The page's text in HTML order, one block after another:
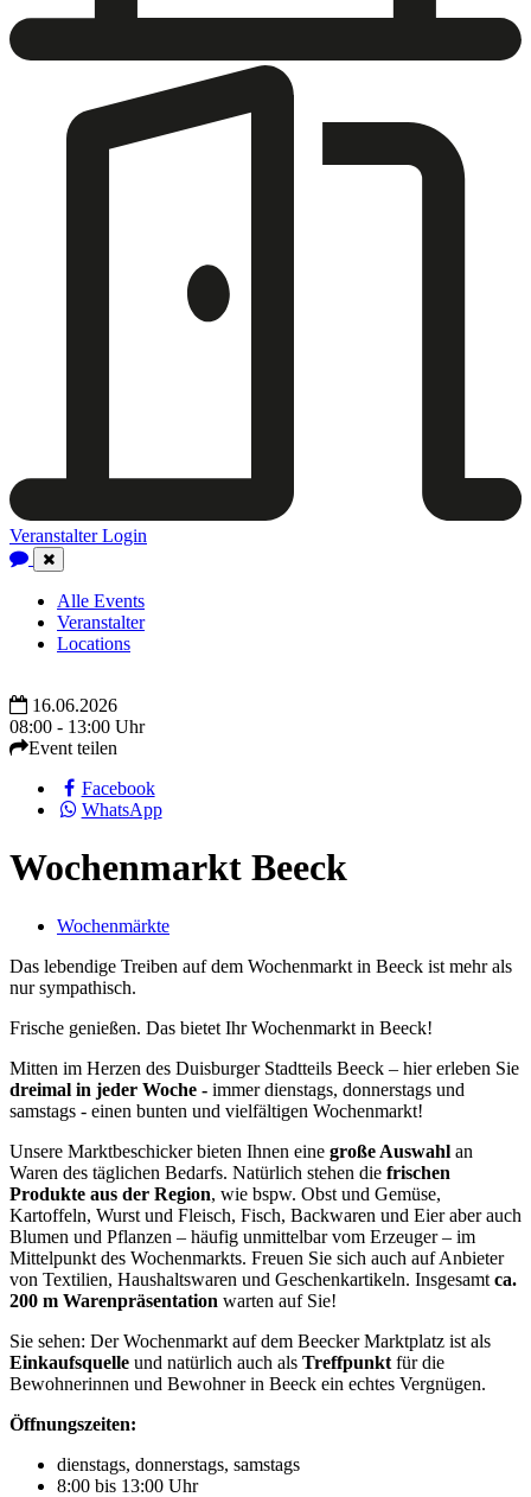
Veranstalter Login
Close
Navigation
Alle Events
Veranstalter
Locations
16.06.2026
08:00 - 13:00 Uhr
Event teilen
Facebook
WhatsApp
Wochenmarkt Beeck
Wochenmärkte
Das lebendige Treiben auf dem Wochenmarkt in Beeck ist mehr als
nur sympathisch.
Frische genießen. Das bietet Ihr Wochenmarkt in Beeck!
Mitten im Herzen des Duisburger Stadtteils Beeck – hier erleben Sie
dreimal in jeder Woche - immer dienstags, donnerstags und
samstags - einen bunten und vielfältigen Wochenmarkt!
Unsere Marktbeschicker bieten Ihnen eine große Auswahl an
Waren des täglichen Bedarfs. Natürlich stehen die frischen
Produkte aus der Region, wie bspw. Obst und Gemüse,
Kartoffeln, Wurst und Fleisch, Fisch, Backwaren und Eier aber auch
Blumen und Pflanzen – häufig unmittelbar vom Erzeuger – im
Mittelpunkt des Wochenmarkts. Freuen Sie sich auch auf Anbieter
von Textilien, Haushaltswaren und Geschenkartikeln. Insgesamt ca.
200 m Warenpräsentation warten auf Sie!
Sie sehen: Der Wochenmarkt auf dem Beecker Marktplatz ist als
Einkaufsquelle und natürlich auch als Treffpunkt für die
Bewohnerinnen und Bewohner in Beeck ein echtes Vergnügen.
Öffnungszeiten:
dienstags, donnerstags, samstags
8:00 bis 13:00 Uhr